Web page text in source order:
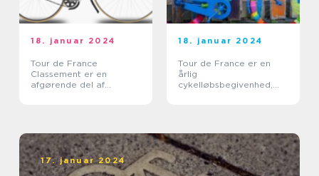
18. januar 2024
Tour de France
Classement er en
afgørende del af
18. januar 2024
Tour de France er en
årlig
cykelløbsbegivenhed,
17. januar 2024